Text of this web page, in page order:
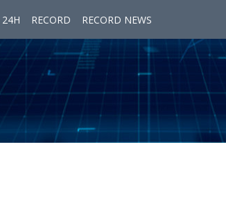
24H RECORD RECORD NEWS